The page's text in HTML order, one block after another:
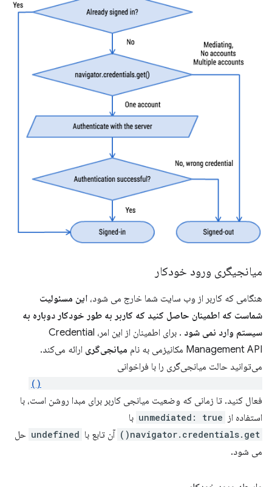
میانجیگری ورود خودکار
هنگامی که کاربر از وب سایت شما خارج می شود، این مسئولیت
شماست که اطمینان حاصل کنید که کاربر به طور خودکار دوباره به
سیستم وارد نمی شود
. برای اطمینان از این امر، Credential
Management API مکانیزمی به نام
میانجی‌گری ارائه می‌کند.
می‌توانید حالت میانجی‌گری را با فراخوانی
فعال کنید. تا زمانی که وضعیت میانجی کاربر برای مبدا روشن است، با
استفاده از unmediated: true با
navigator.credentials.get() آن تابع با undefined حل
می شود.